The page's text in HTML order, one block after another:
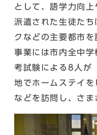
として、語学力向上
派遣された生徒た
クなどの主要都市
事業には市内全中
考試験による8人が
地でホームステイ
などを訪問し、さま